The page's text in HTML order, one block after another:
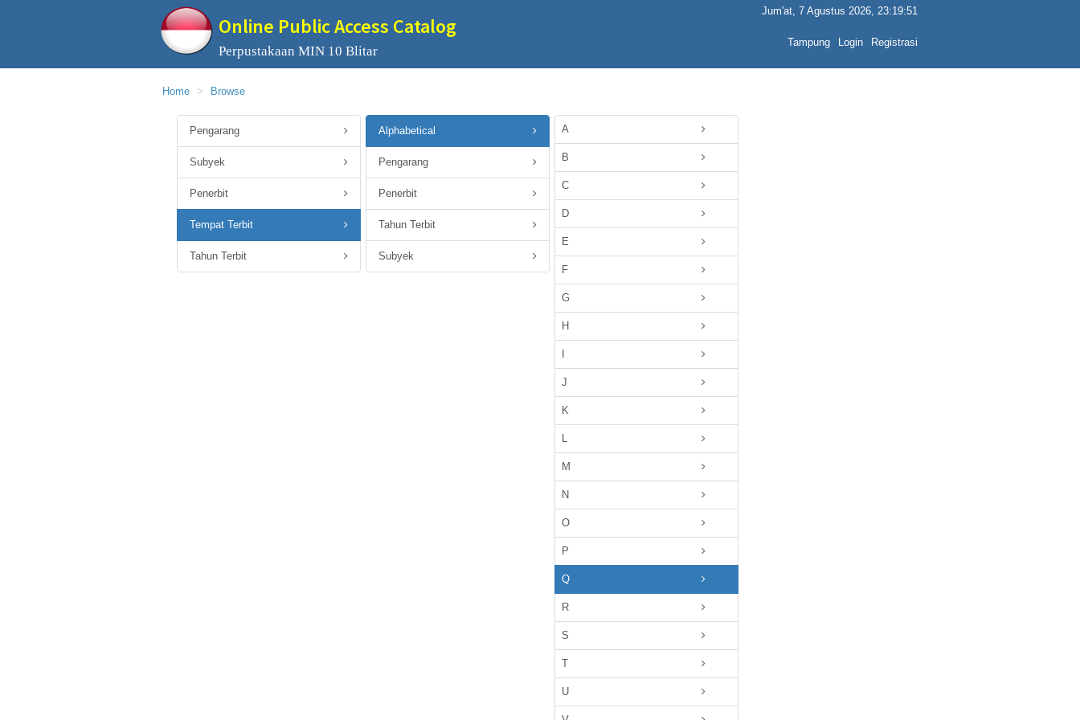
Online Public Access Catalog
Perpustakaan MIN 10 Blitar
Jum'at, 7 Agustus 2026, 23:19:51
Tampung Login Registrasi
Home Browse
Pengarang
Subyek
Penerbit
Tempat Terbit
Tahun Terbit
Alphabetical
Pengarang
Penerbit
Tahun Terbit
Subyek
A
B
C
D
E
F
G
H
J
K
L
M
N
O
P
Q
R
S
T
U